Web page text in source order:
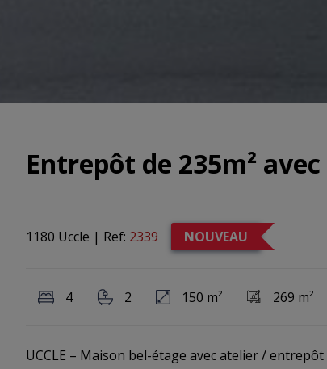
Entrepôt de 235m²
1180 Uccle | Ref: 2339 NOUVEAU
4 2 150 m² 269 m²
UCCLE – Maison bel-étage avec atelier /